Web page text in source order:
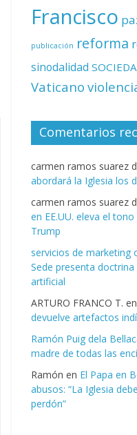
Francisco
publicación reforma
sinodalidad
Vaticano
Comentarios
carmen ramos suarez
abordará la Iglesia los
carmen ramos suarez
en EE.UU. eleva el
Trump
servicios de marketing
Sede presenta
artificial
ARTURO FRANCO T. en
devuelve artefactos
Ramón Puig dela
madre de todas las
Ramón en El Papa en
abusos: “La Iglesia
perdón”